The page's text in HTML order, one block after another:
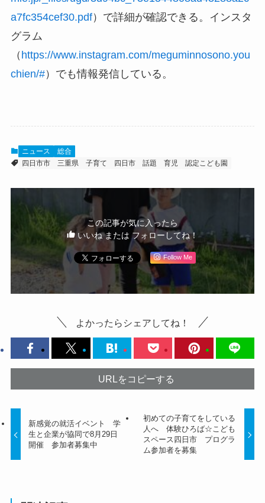
a7fc354cef30.pdf）で詳細が確認できる。インスタ
グラム
（ https://www.instagram.com/meguminnosono.you
chien/#）でも情報発信している。
ニュース
総合
四日市市
三重県 子育て 四日市 話題 育児 認定こども園
この記事が気に入ったら
いいね または フォローしてね！
Follow Me
よかったらシェアしてね！
URLをコピーする
新感覚の就活イベント 学
生と企業が協同で8月29日
開催 参加者募集中
初めての子育てをしている
人へ 体験ひろば☆こども
スペース四日市 プログラ
ム参加者を募集